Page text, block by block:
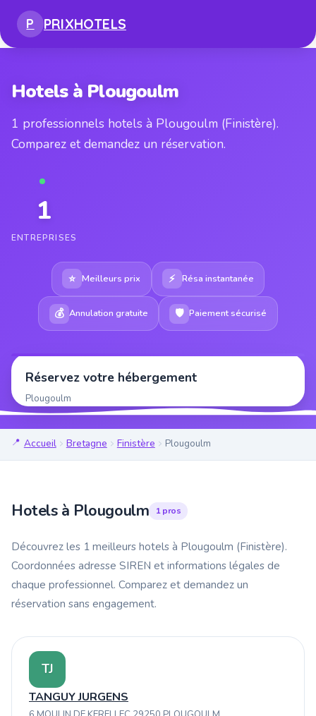
P PRIXHOTELS
Hotels à Plougoulm
1 professionnels hotels à Plougoulm (Finistère).
Comparez et demandez un réservation.
1
ENTREPRISES
⭐ Meilleurs prix ⚡ Résa instantanée
💰 Annulation gratuite 🛡 Paiement sécurisé
Réservez votre hébergement
Plougoulm
Accueil Bretagne Finistère Plougoulm
Hotels à Plougoulm 1 pros
Découvrez les 1 meilleurs hotels à Plougoulm (Finistère).
Coordonnées adresse SIREN et informations légales de
chaque professionnel. Comparez et demandez un
réservation sans engagement.
TJ
TANGUY JURGENS